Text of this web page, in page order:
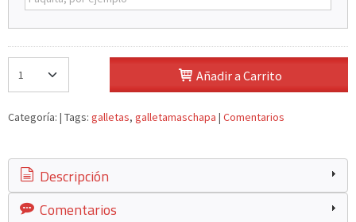
Añadir a Carrito
Categoría: | Tags: galletas galletamaschapa | Comentarios
Descripción
Comentarios